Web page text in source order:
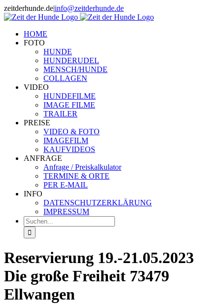
Zum
Inhalt
zeitderhunde.de|info@zeitderhunde.de
HOME
FOTO
HUNDE
HUNDERUDEL
MENSCH/HUNDE
COLLAGEN
VIDEO
HUNDEFILME
IMAGE FILME
TRAILER
PREISE
VIDEO & FOTO
IMAGEFILM
KAUFVIDEOS
ANFRAGE
Anfrage / Preiskalkulator
TERMINE & ORTE
PER E-MAIL
INFO
DATENSCHUTZERKLÄRUNG
IMPRESSUM
Suche
nach:
Reservierung 19.-21.05.2023
Die große Freiheit 73479
Ellwangen